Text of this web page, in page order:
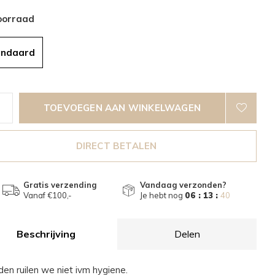
TOEVOEGEN AAN WINKELWAGEN
DIRECT BETALEN
Gratis verzending
Vanaf €100,-
Vandaag verzonden?
Je hebt nog 06 : 13 : 39
Beschrijving Delen
ruilen we niet ivm hygiene.